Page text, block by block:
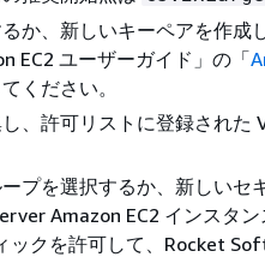
か、新しいキーペアを作成
EC2 ユーザーガイド」の「
ください。
、許可リストに登録された
プを選択するか、新しいセ
Amazon EC2 インスタ
ックを許可して、Rocket